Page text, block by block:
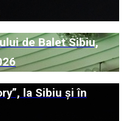
de Balet Sibiu,
la Sibiu și în